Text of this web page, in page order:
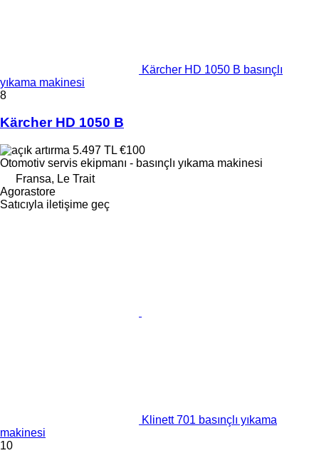
Kärcher HD 1050 B basınçlı
yıkama makinesi
8
Kärcher HD 1050 B
5.497 TL €100
Otomotiv servis ekipmanı - basınçlı yıkama makinesi
Fransa, Le Trait
Agorastore
Satıcıyla iletişime geç
Klinett 701 basınçlı yıkama
makinesi
10